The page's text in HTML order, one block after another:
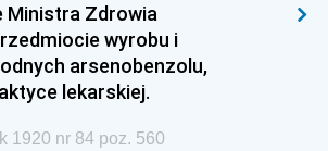
1947
1944 1939
1937
1934
Ministra Zdrowia
wyrobu i
arsenobenzolu,
lekarskiej.
1920 nr 84 poz. 560